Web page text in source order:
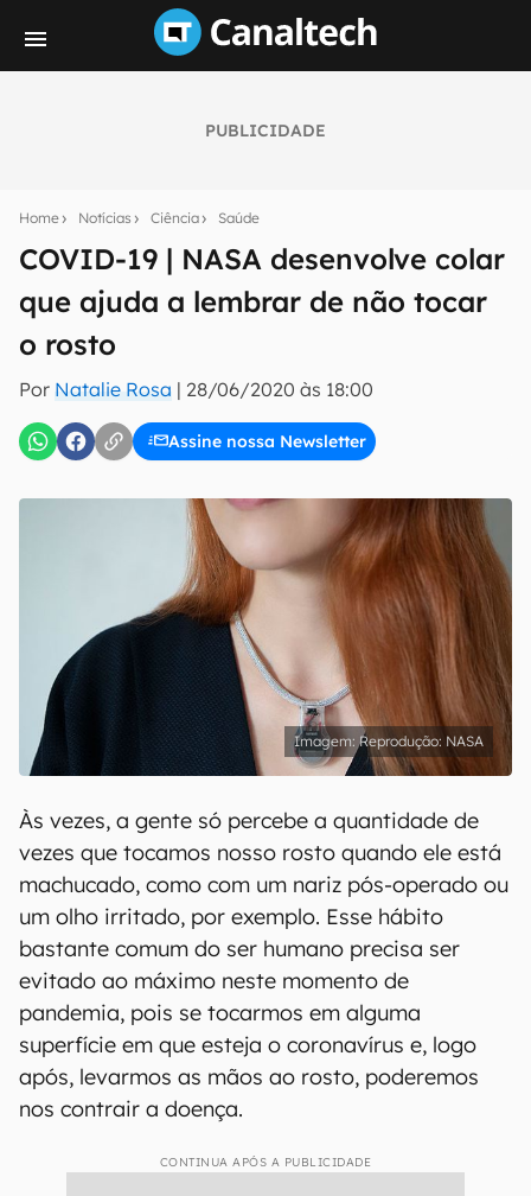
PUBLICIDADE
Home Notícias Ciência Saúde
COVID-19 | NASA desenvolve colar
que ajuda a lembrar de não tocar
o rosto
Por Natalie Rosa | 28/06/2020 às 18:00
Assine nossa Newsletter
notícias e reviews sobre tecnologia em primeira
mão.
E-mail
inscreva-se
Uso e Política de Privacidade do Canaltech.
Reprodução: NASA
Às vezes, a gente só percebe a quantidade de
vezes que tocamos nosso rosto quando ele está
machucado, como com um nariz pós-operado ou
um olho irritado, por exemplo. Esse hábito
bastante comum do ser humano precisa ser
evitado ao máximo neste momento de
pandemia, pois se tocarmos em alguma
superfície em que esteja o coronavírus e, logo
após, levarmos as mãos ao rosto, poderemos
nos contrair a doença.
CONTINUA APÓS A PUBLICIDADE